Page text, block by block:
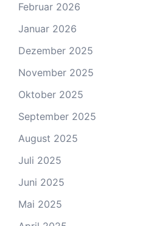
Februar 2026
Januar 2026
Dezember 2025
November 2025
Oktober 2025
September 2025
August 2025
Juli 2025
Juni 2025
Mai 2025